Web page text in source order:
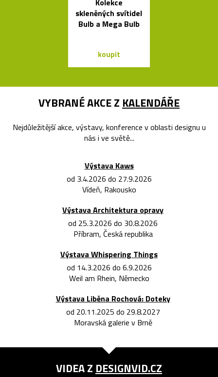
skleněných svítidel
Bulb a Mega Bulb
koupit
VYBRANÉ AKCE Z KALENDÁŘE
Nejdůležitější akce, výstavy, konference v oblasti designu u
nás i ve světě...
Výstava Kaws
od 3.4.2026 do 27.9.2026
Vídeň, Rakousko
Výstava Architektura opravy
od 25.3.2026 do 30.8.2026
Příbram, Česká republika
Výstava Whispering Things
od 14.3.2026 do 6.9.2026
Weil am Rhein, Německo
Výstava Liběna Rochová: Doteky
od 20.11.2025 do 29.8.2027
Moravská galerie v Brně
VIDEA Z DESIGNVID.CZ